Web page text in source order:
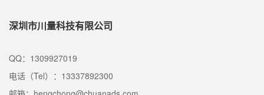
深圳市川量科技有限公司
QQ：1309927019
电话（Tel）：13337892300